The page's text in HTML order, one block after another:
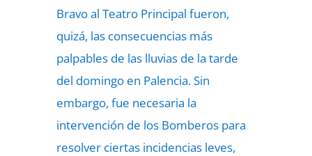
Bravo al Teatro Principal fueron,
quizá, las consecuencias más
palpables de las lluvias de la tarde
del domingo en Palencia. Sin
embargo, fue necesaria la
intervención de los Bomberos para
resolver ciertas incidencias leves,